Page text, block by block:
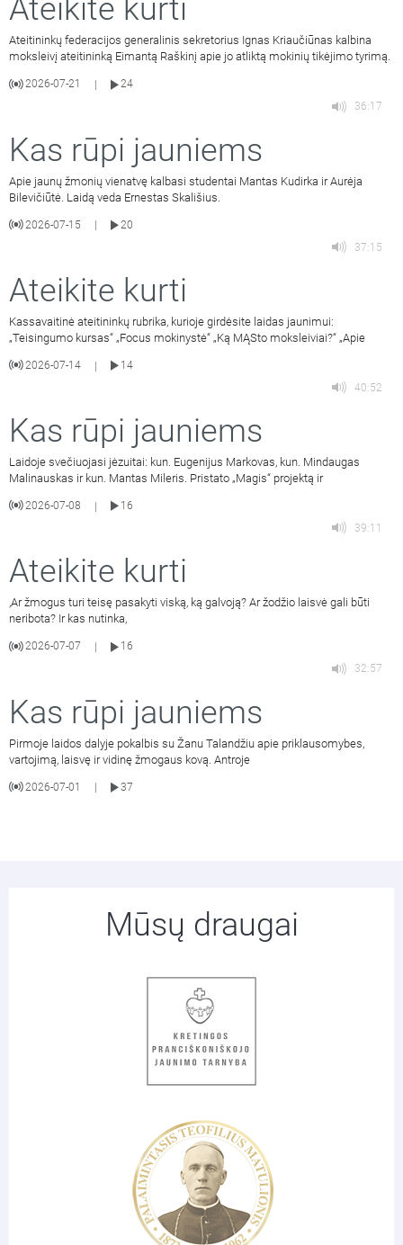
Ateikite kurti
Ateitininkų federacijos generalinis sekretorius Ignas Kriaučiūnas kalbina
moksleivį ateitininką Eimantą Raškinį apie jo atliktą mokinių tikėjimo tyrimą.
2026-07-21
24
36:17
Kas rūpi jauniems
Apie jaunų žmonių vienatvę kalbasi studentai Mantas Kudirka ir Aurėja
Bilevičiūtė. Laidą veda Ernestas Skališius.
2026-07-15
20
37:15
Ateikite kurti
Kassavaitinė ateitininkų rubrika, kurioje girdėsite laidas jaunimui:
„Teisingumo kursas“ „Focus mokinystė“ „Ką MĄSto moksleiviai?“ „Apie
2026-07-14 |
14
40:52
Kas rūpi jauniems
Laidoje svečiuojasi jėzuitai: kun. Eugenijus Markovas, kun. Mindaugas
Malinauskas ir kun. Mantas Mileris. Pristato „Magis“ projektą ir
2026-07-08 |
16
39:11
Ateikite kurti
,Ar žmogus turi teisę pasakyti viską, ką galvoją? Ar žodžio laisvė gali būti
neribota? Ir kas nutinka,
2026-07-07
16
32:57
Kas rūpi jauniems
Pirmoje laidos dalyje pokalbis su Žanu Talandžiu apie priklausomybes,
vartojimą, laisvę ir vidinę žmogaus kovą. Antroje
2026-07-01 37
Mūsų draugai